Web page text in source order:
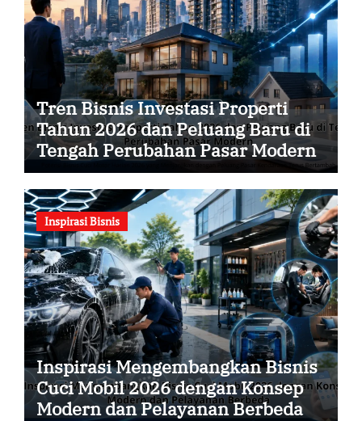
Tren Bisnis Investasi Properti
Tahun 2026 dan Peluang Baru di
Tengah Perubahan Pasar Modern
Inspirasi Bisnis
Inspirasi Mengembangkan Bisnis
Cuci Mobil 2026 dengan Konsep
Modern dan Pelayanan Berbeda